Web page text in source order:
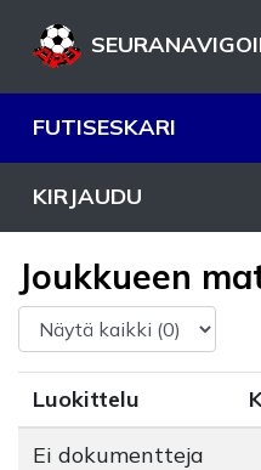
FUTISESKARI
KIRJAUDU
Joukkueen
Luokittelu
Ei dokumentteja